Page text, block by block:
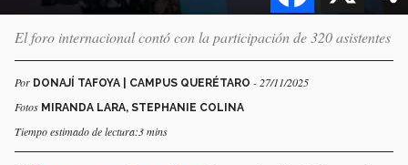
El foro internacional contó con la participación de 320 asistentes
Por DONAJÍ TAFOYA | CAMPUS QUERÉTARO - 27/11/2025
Fotos MIRANDA LARA, STEPHANIE COLINA
Tiempo estimado de lectura:3 mins